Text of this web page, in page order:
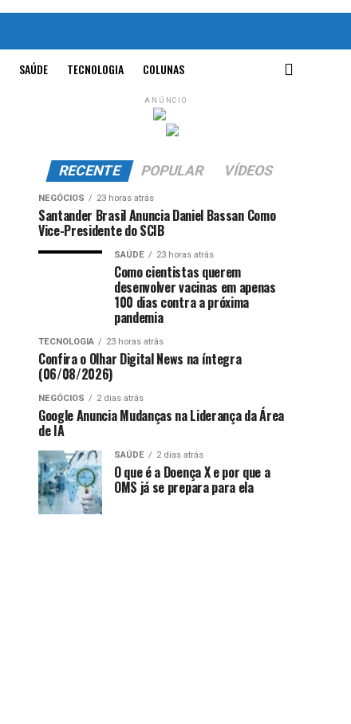
SAÚDE TECNOLOGIA COLUNAS
ANÚNCIO
RECENTE POPULAR VÍDEOS
NEGÓCIOS 23 horas atrás
Santander Brasil Anuncia Daniel Bassan Como
Vice-Presidente do SCIB
SAÚDE 23 horas atrás
Como cientistas querem
desenvolver vacinas em apenas
100 dias contra a próxima
pandemia
TECNOLOGIA 23 horas atrás
Confira o Olhar Digital News na íntegra
(06/08/2026)
NEGÓCIOS 2 dias atrás
Google Anuncia Mudanças na Liderança da Área
de IA
SAÚDE 2 dias atrás
O que é a Doença X e por que a
OMS já se prepara para ela